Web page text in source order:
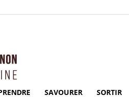
SAVOURER SORTIR